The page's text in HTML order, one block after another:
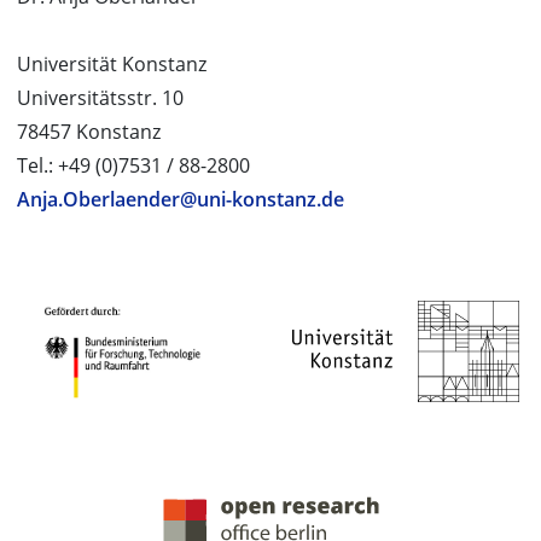
Universität Konstanz
Universitätsstr. 10
78457 Konstanz
Tel.: +49 (0)7531 / 88-2800
Anja.Oberlaender@uni-konstanz.de